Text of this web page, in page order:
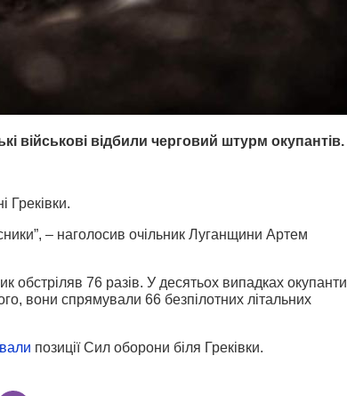
військові відбили черговий штурм окупантів.
Греківки.
– наголосив очільник Луганщини Артем
обстріляв 76 разів. У десятьох випадках окупанти
вони спрямували 66 безпілотних літальних
позиції Сил оборони біля Греківки.